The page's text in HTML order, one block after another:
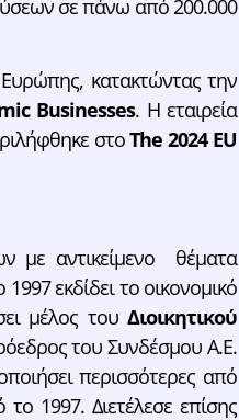
σε πάνω από 200.000
κατακτώντας την
Businesses. Η εταιρεία
στοThe 2024 EU
με αντικείμενο θέματα
εκδίδει το οικονομικό
μέλος τουΔιοικητικού
του Συνδέσμου Α.Ε.
περισσότερες από
1997. Διετέλεσε επίσης